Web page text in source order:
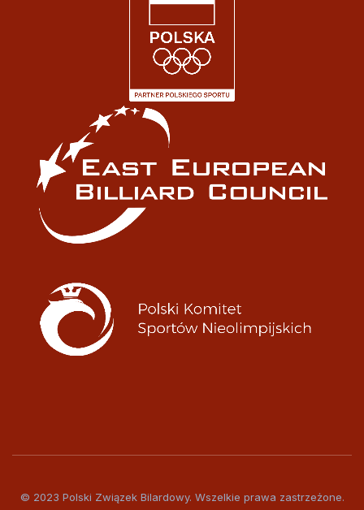
© 2023 Polski Związek Bilardowy. Wszelkie prawa zastrzeżone.